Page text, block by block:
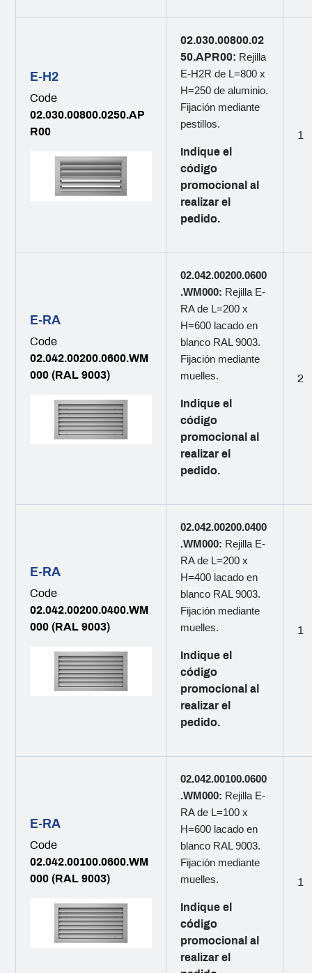
E-H2
Code
02.030.00800.0250.AP
R00
02.030.00800.02
50.APR00: Rejilla
E-H2R de L=800 x
H=250 de aluminio.
Fijación mediante
pestillos.
Indique el
código
promocional al
realizar el
pedido.
1
E-RA
Code
02.042.00200.0600.WM
000 (RAL 9003)
02.042.00200.0600
.WM000: Rejilla E-
RA de L=200 x
H=600 lacado en
blanco RAL 9003.
Fijación mediante
muelles.
Indique el
código
promocional al
realizar el
pedido.
2
E-RA
Code
02.042.00200.0400.WM
000 (RAL 9003)
02.042.00200.0400
.WM000: Rejilla E-
RA de L=200 x
H=400 lacado en
blanco RAL 9003.
Fijación mediante
muelles.
Indique el
código
promocional al
realizar el
pedido.
1
E-RA
Code
02.042.00100.0600.WM
000 (RAL 9003)
02.042.00100.0600
.WM000: Rejilla E-
RA de L=100 x
H=600 lacado en
blanco RAL 9003.
Fijación mediante
muelles.
Indique el
código
promocional al
realizar el
1